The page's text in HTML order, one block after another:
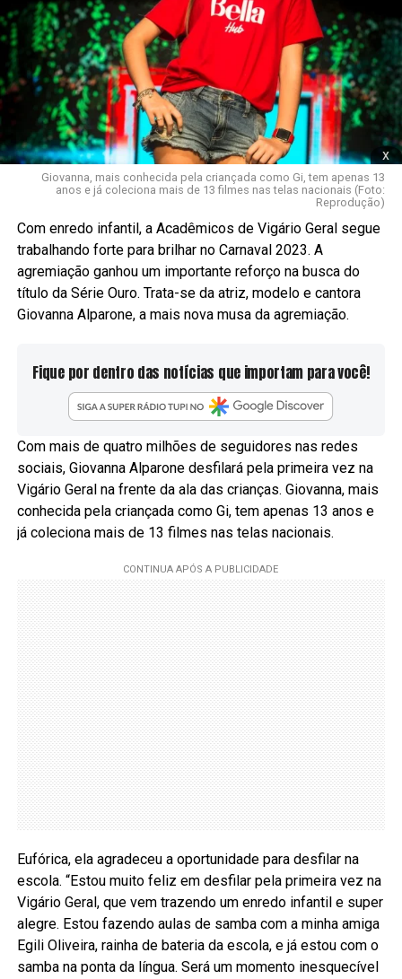
x
Giovanna, mais conhecida pela criançada como Gi, tem apenas 13
anos e já coleciona mais de 13 filmes nas telas nacionais (Foto:
Reprodução)
Com enredo infantil, a Acadêmicos de Vigário Geral segue
trabalhando forte para brilhar no Carnaval 2023. A
agremiação ganhou um importante reforço na busca do
título da Série Ouro. Trata-se da atriz, modelo e cantora
Giovanna Alparone, a mais nova musa da agremiação.
Fique por dentro das notícias que importam para você!
Com mais de quatro milhões de seguidores nas redes
sociais, Giovanna Alparone desfilará pela primeira vez na
Vigário Geral na frente da ala das crianças. Giovanna, mais
conhecida pela criançada como Gi, tem apenas 13 anos e
já coleciona mais de 13 filmes nas telas nacionais.
Eufórica, ela agradeceu a oportunidade para desfilar na
escola. “Estou muito feliz em desfilar pela primeira vez na
Vigário Geral, que vem trazendo um enredo infantil e super
alegre. Estou fazendo aulas de samba com a minha amiga
Egili Oliveira, rainha de bateria da escola, e já estou com o
samba na ponta da língua. Será um momento inesquecível